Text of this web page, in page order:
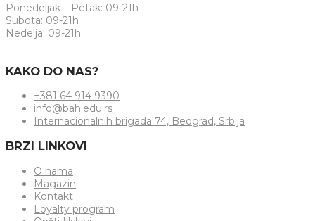
Ponedeljak – Petak: 09-21h
Subota: 09-21h
Nedelja: 09-21h
KAKO DO NAS?
+381 64 914 9390
info@bah.edu.rs
Internacionalnih brigada 74, Beograd, Srbija
BRZI LINKOVI
O nama
Magazin
Kontakt
Loyalty program